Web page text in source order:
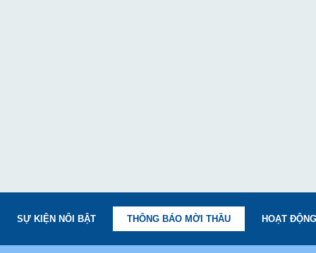
SỰ KIỆN NỔI BẬT THÔNG BÁO MỜI THẦU HOẠT